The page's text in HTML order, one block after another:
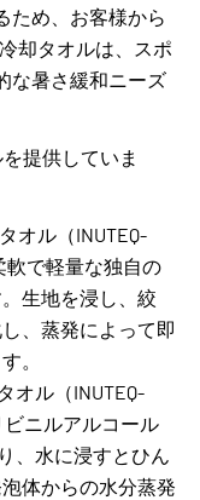
ため、お客様から
却タオルは、スポ
な暑さ緩和ニーズ
提供していま
オル（INUTEQ-
軟で軽量な独自の
生地を浸し、絞
、蒸発によって即
。
オル（INUTEQ-
ビニルアルコール
、水に浸すとひん
体からの水分蒸発